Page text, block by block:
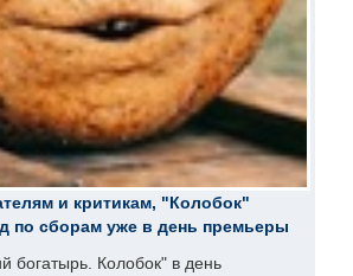
и критикам, "Колобок"
по сборам уже в день премьеры
богатырь. Колобок" в день